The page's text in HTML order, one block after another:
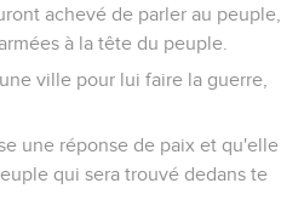
achevé de parler au peuple,
à la tête du peuple.
ville pour lui faire la guerre,
une réponse de paix et qu'elle
qui sera trouvé dedans te